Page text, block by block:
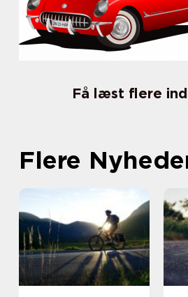
Få læst flere
Flere